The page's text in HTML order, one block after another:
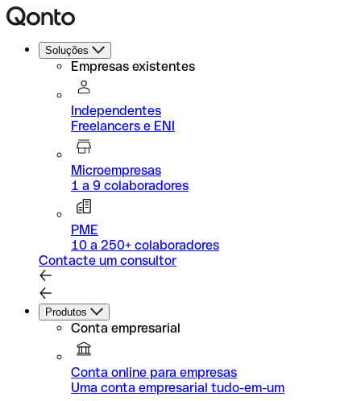
Soluções
Empresas existentes
Independentes
Freelancers e ENI
Microempresas
1 a 9 colaboradores
PME
10 a 250+ colaboradores
Contacte um consultor
Produtos
Conta empresarial
Conta online para empresas
Uma conta empresarial tudo-em-um